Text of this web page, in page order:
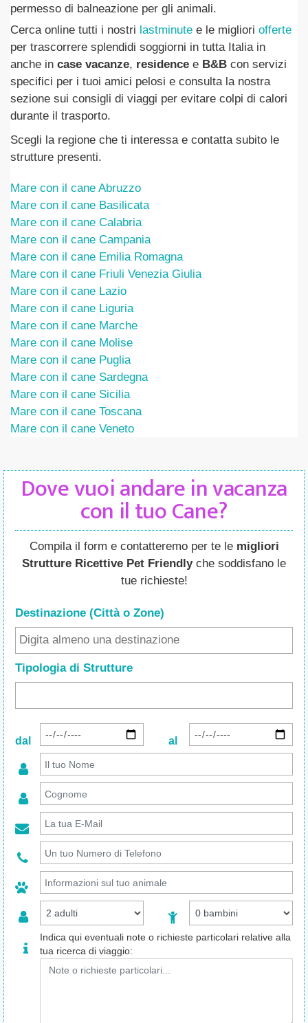
permesso di balneazione per gli animali.
Cerca online tutti i nostri lastminute e le migliori offerte
per trascorrere splendidi soggiorni in tutta Italia in
anche in case vacanze, residence e B&B con servizi
specifici per i tuoi amici pelosi e consulta la nostra
sezione sui consigli di viaggi per evitare colpi di calori
durante il trasporto.
Scegli la regione che ti interessa e contatta subito le
strutture presenti.
Mare con il cane Abruzzo
Mare con il cane Basilicata
Mare con il cane Calabria
Mare con il cane Campania
Mare con il cane Emilia Romagna
Mare con il cane Friuli Venezia Giulia
Mare con il cane Lazio
Mare con il cane Liguria
Mare con il cane Marche
Mare con il cane Molise
Mare con il cane Puglia
Mare con il cane Sardegna
Mare con il cane Sicilia
Mare con il cane Toscana
Mare con il cane Veneto
Dove vuoi andare in vacanza
con il tuo Cane?
Compila il form e contatteremo per te le migliori
Strutture Ricettive Pet Friendlyche soddisfano le
tue richieste!
Destinazione (Città o Zone)
Tipologia di Strutture
dal al
Indica qui eventuali note o richieste particolari relative alla
tua ricerca di viaggio: